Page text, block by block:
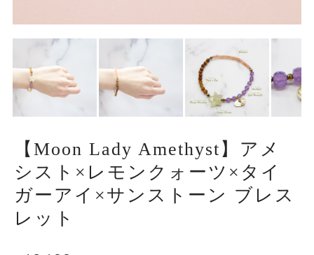
【Moon Lady Amethyst】アメ
シスト×レモンクォーツ×タイ
ガーアイ×サンストーン ブレス
レット